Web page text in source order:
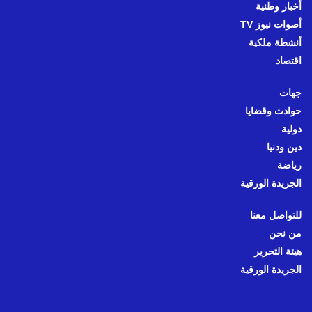
أخبار وطنية
أصوات نيوز TV
أنشطة ملكية
اقتصاد
جهات
حوادث وقضايا
دولية
دين ودنيا
رياضة
الجريدة الورقية
للتواصل معنا
من نحن
هيئة التحرير
الجريدة الورقية